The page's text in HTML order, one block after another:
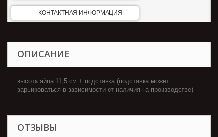
КОНТАКТНАЯ ИНФОРМАЦИЯ
ОПИСАНИЕ
высота яйца 11,5 см + подставка (подставка может
варьироваться в зависимости от наличия на производстве)
ОТЗЫВЫ